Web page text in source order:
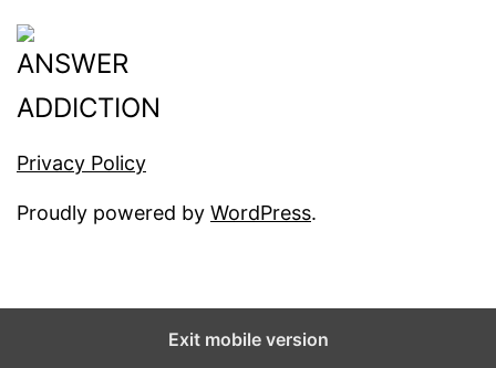
Privacy Policy
Proudly powered by WordPress.
Exit mobile version